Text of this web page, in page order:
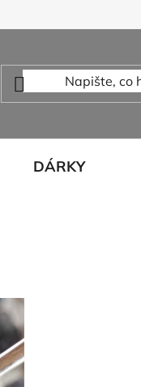
DÁRKY